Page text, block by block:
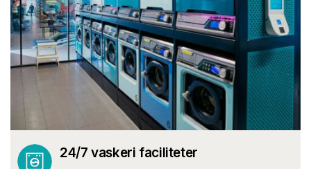
24/7 vaskeri faciliteter